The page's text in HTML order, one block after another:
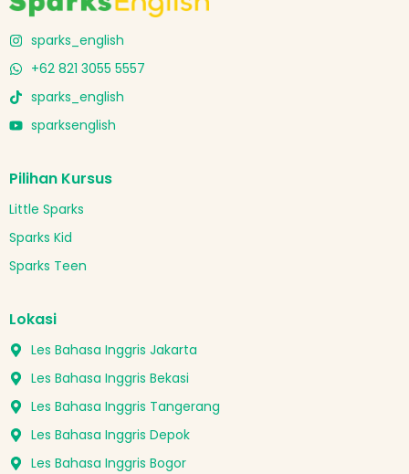
sparks_english
+62 821 3055 5557
sparks_english
sparksenglish
Pilihan Kursus
Little Sparks
Sparks Kid
Sparks Teen
Lokasi
Les Bahasa Inggris Jakarta
Les Bahasa Inggris Bekasi
Les Bahasa Inggris Tangerang
Les Bahasa Inggris Depok
Les Bahasa Inggris Bogor